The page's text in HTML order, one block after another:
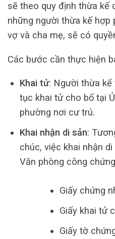
sẽ theo quy định thừa kế
những người thừa kế hợp
vợ và cha mẹ, sẽ có
Các bước cần thực hiện
Khai tử: Người thừa
tục khai tử cho bố tại
phường nơi cư trú.
Khai nhận di sản:
chúc, việc khai nhận
Văn phòng công
Giấy chứng
Giấy khai tử
Giấy tờ